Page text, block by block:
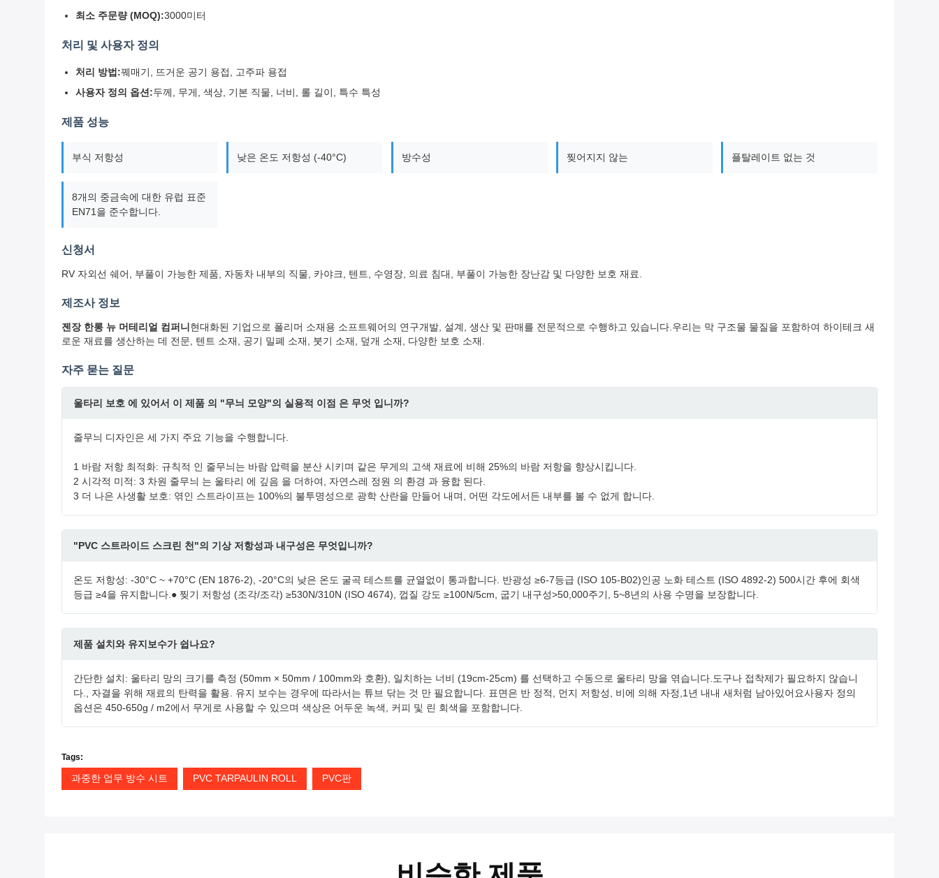
최소 주문량 (MOQ):3000미터
처리 및 사용자 정의
처리 방법:꿰매기, 뜨거운 공기 용접, 고주파 용접
사용자 정의 옵션:두께, 무게, 색상, 기본 직물, 너비, 롤 길이, 특수 특성
제품 성능
부식 저항성 낮은 온도 저항성 (-40°C) 방수성 찢어지지 않는 플탈레이트 없는 것
8개의 중금속에 대한 유럽 표준
EN71을 준수합니다.
신청서
RV 자외선 쉐어, 부풀이 가능한 제품, 자동차 내부의 직물, 카야크, 텐트, 수영장, 의료 침대, 부풀이 가능한 장난감 및 다양한 보호 재료.
제조사 정보
젠장 한롱 뉴 머테리얼 컴퍼니 현대화된 기업으로 폴리머 소재용 소프트웨어의 연구개발, 설계, 생산 및 판매를 전문적으로 수행하고 있습니다.우리는 막 구조물 물질을 포함하여 하이테크 새
로운 재료를 생산하는 데 전문, 텐트 소재, 공기 밀폐 소재, 붓기 소재, 덮개 소재, 다양한 보호 소재.
자주 묻는 질문
울타리 보호 에 있어서 이 제품 의 "무늬 모양"의 실용적 이점 은 무엇 입니까?
줄무늬 디자인은 세 가지 주요 기능을 수행합니다.
1 바람 저항 최적화: 규칙적 인 줄무늬는 바람 압력을 분산 시키며 같은 무게의 고색 재료에 비해 25%의 바람 저항을 향상시킵니다.
2 시각적 미적: 3 차원 줄무늬 는 울타리 에 깊음 을 더하여, 자연스레 정원 의 환경 과 융합 된다.
3 더 나은 사생활 보호: 엮인 스트라이프는 100%의 불투명성으로 광학 산란을 만들어 내며, 어떤 각도에서든 내부를 볼 수 없게 합니다.
"PVC 스트라이드 스크린 천"의 기상 저항성과 내구성은 무엇입니까?
온도 저항성: -30°C ~ +70°C (EN 1876-2), -20°C의 낮은 온도 굴곡 테스트를 균열없이 통과합니다. 반광성 ≥6-7등급 (ISO 105-B02)인공 노화 테스트 (ISO 4892-2) 500시간 후에 회색
등급 ≥4을 유지합니다.● 찢기 저항성 (조각/조각) ≥530N/310N (ISO 4674), 껍질 강도 ≥100N/5cm, 굽기 내구성>50,000주기, 5~8년의 사용 수명을 보장합니다.
제품 설치와 유지보수가 쉽나요?
간단한 설치: 울타리 망의 크기를 측정 (50mm × 50mm / 100mm와 호환), 일치하는 너비 (19cm-25cm) 를 선택하고 수동으로 울타리 망을 엮습니다.도구나 접착제가 필요하지 않습니
다., 자결을 위해 재료의 탄력을 활용. 유지 보수는 경우에 따라서는 튜브 닦는 것 만 필요합니다. 표면은 반 정적, 먼지 저항성, 비에 의해 자정,1년 내내 새처럼 남아있어요사용자 정의
옵션은 450-650g / m2에서 무게로 사용할 수 있으며 색상은 어두운 녹색, 커피 및 린 회색을 포함합니다.
Tags:
과중한 업무 방수 시트 PVC TARPAULIN ROLL PVC판